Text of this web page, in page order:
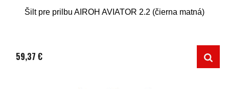
Šilt pre prilbu AIROH AVIATOR 2.2 (čierna matná)
59,37 €